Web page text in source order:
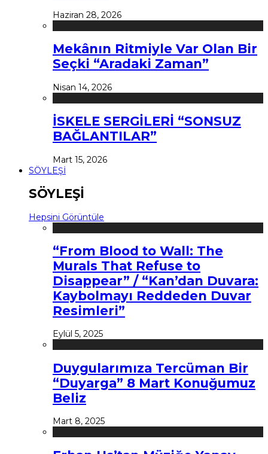
Haziran 28, 2026
Mekânın Ritmiyle Var Olan Bir
Seçki “Aradaki Zaman”
Nisan 14, 2026
İSKELE SERGİLERİ “SONSUZ
BAĞLANTILAR”
Mart 15, 2026
SÖYLEŞİ
SÖYLEŞİ
Hepsini Görüntüle
“From Blood to Wall: The
Murals That Refuse to
Disappear” / “Kan’dan Duvara:
Kaybolmayı Reddeden Duvar
Resimleri”
Eylül 5, 2025
Duygularımıza Tercüman Bir
“Duyarga” 8 Mart Konuğumuz
Beliz
Mart 8, 2025